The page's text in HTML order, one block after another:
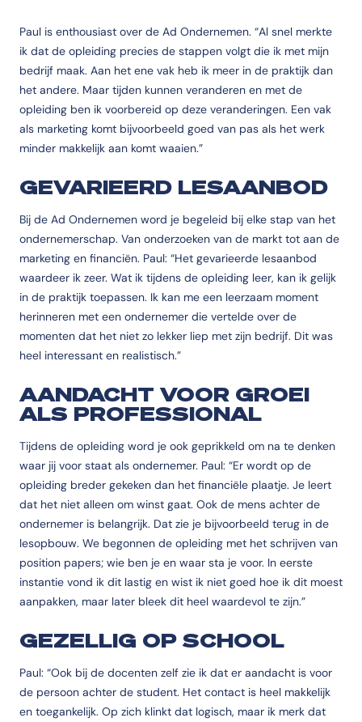
Paul is enthousiast over de Ad Ondernemen. “Al snel merkte
ik dat de opleiding precies de stappen volgt die ik met mijn
bedrijf maak. Aan het ene vak heb ik meer in de praktijk dan
het andere. Maar tijden kunnen veranderen en met de
opleiding ben ik voorbereid op deze veranderingen. Een vak
als marketing komt bijvoorbeeld goed van pas als het werk
minder makkelijk aan komt waaien.”
GEVARIEERD LESAANBOD
Bij de Ad Ondernemen word je begeleid bij elke stap van het
ondernemerschap. Van onderzoeken van de markt tot aan de
marketing en financiën. Paul: “Het gevarieerde lesaanbod
waardeer ik zeer. Wat ik tijdens de opleiding leer, kan ik gelijk
in de praktijk toepassen. Ik kan me een leerzaam moment
herinneren met een ondernemer die vertelde over de
momenten dat het niet zo lekker liep met zijn bedrijf. Dit was
heel interessant en realistisch.”
AANDACHT VOOR GROEI
ALS PROFESSIONAL
Tijdens de opleiding word je ook geprikkeld om na te denken
waar jij voor staat als ondernemer. Paul: “Er wordt op de
opleiding breder gekeken dan het financiële plaatje. Je leert
dat het niet alleen om winst gaat. Ook de mens achter de
ondernemer is belangrijk. Dat zie je bijvoorbeeld terug in de
lesopbouw. We begonnen de opleiding met het schrijven van
position papers; wie ben je en waar sta je voor. In eerste
instantie vond ik dit lastig en wist ik niet goed hoe ik dit moest
aanpakken, maar later bleek dit heel waardevol te zijn.”
GEZELLIG OP SCHOOL
Paul: “Ook bij de docenten zelf zie ik dat er aandacht is voor
de persoon achter de student. Het contact is heel makkelijk
en toegankelijk. Op zich klinkt dat logisch, maar ik merk dat